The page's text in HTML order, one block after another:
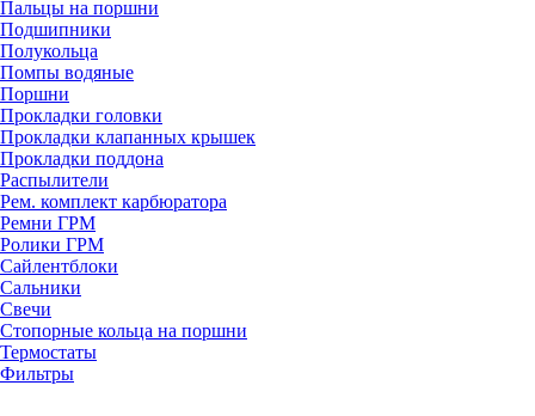
Пальцы на поршни
Подшипники
Полукольца
Помпы водяные
Поршни
Прокладки головки
Прокладки клапанных крышек
Прокладки поддона
Распылители
Рем. комплект карбюратора
Ремни ГРМ
Ролики ГРМ
Сайлентблоки
Сальники
Свечи
Стопорные кольца на поршни
Термостаты
Фильтры